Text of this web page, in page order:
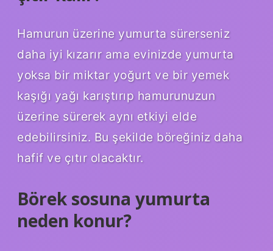
Hamurun üzerine yumurta sürerseniz
daha iyi kızarır ama evinizde yumurta
yoksa bir miktar yoğurt ve bir yemek
kaşığı yağı karıştırıp hamurunuzun
üzerine sürerek aynı etkiyi elde
edebilirsiniz. Bu şekilde böreğiniz daha
hafif ve çıtır olacaktır.
Börek sosuna yumurta
neden konur?